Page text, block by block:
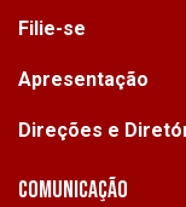
Filie-se
Apresentação
Direções e
Comunicação